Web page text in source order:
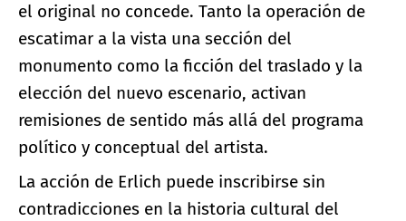
el original no concede. Tanto la operación de
escatimar a la vista una sección del
monumento como la ficción del traslado y la
elección del nuevo escenario, activan
remisiones de sentido más allá del programa
político y conceptual del artista.
La acción de Erlich puede inscribirse sin
contradicciones en la historia cultural del